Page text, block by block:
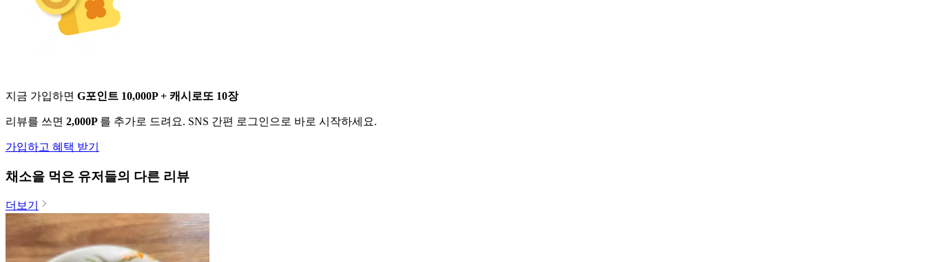
지금 가입하면 G포인트 10,000P + 캐시로또 10장
리뷰를 쓰면 2,000P 를 추가로 드려요. SNS 간편 로그인으로 바로 시작하세요.
가입하고 혜택 받기
채소을 먹은 유저들의 다른 리뷰
더보기